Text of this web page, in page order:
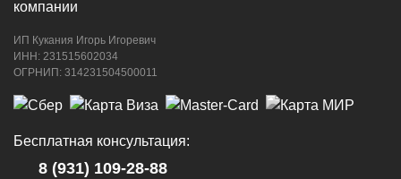
ИП Кукания Игорь Игоревич
ИНН: 231515602034
ОГРНИП: 314231504500011
Бесплатная консультация:
8 (931) 109-28-88